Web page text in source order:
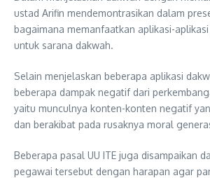
ustad Arifin mendemontrasikan dalam
bagaimana memanfaatkan aplikasi-
untuk sarana dakwah.
Selain menjelaskan beberapa aplikasi
beberapa dampak negatif dari
yaitu munculnya konten-konten negatif
dan berakibat pada rusaknya moral
Beberapa pasal UU ITE juga disampaikan
pegawai tersebut dengan harapan agar